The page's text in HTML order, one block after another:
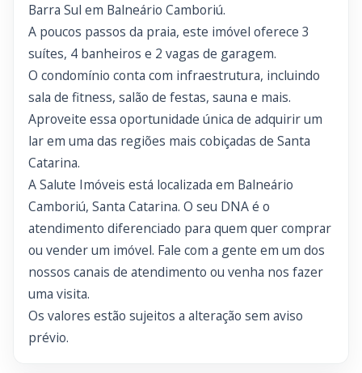
Barra Sul em Balneário Camboriú.
A poucos passos da praia, este imóvel oferece 3
suítes, 4 banheiros e 2 vagas de garagem.
O condomínio conta com infraestrutura, incluindo
sala de fitness, salão de festas, sauna e mais.
Aproveite essa oportunidade única de adquirir um
lar em uma das regiões mais cobiçadas de Santa
Catarina.
A Salute Imóveis está localizada em Balneário
Camboriú, Santa Catarina. O seu DNA é o
atendimento diferenciado para quem quer comprar
ou vender um imóvel. Fale com a gente em um dos
nossos canais de atendimento ou venha nos fazer
uma visita.
Os valores estão sujeitos a alteração sem aviso
prévio.